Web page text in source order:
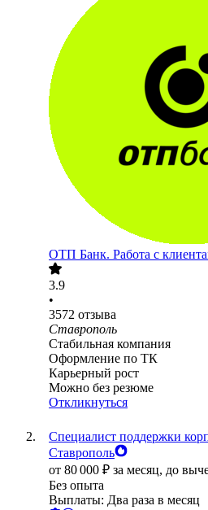
ОТП Банк. Работа с
3.9
•
3572 отзыва
Ставрополь
Стабильная компания
Оформление по ТК
Карьерный рост
Можно без резюме
Откликнуться
Специалист поддержки
Ставрополь
от 80 000 ₽ за месяц, до
Без опыта
Выплаты: Два раза в месяц